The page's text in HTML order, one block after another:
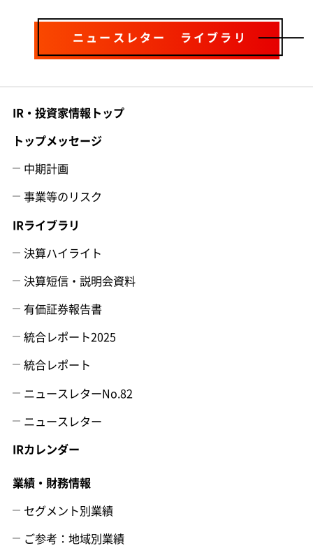
ニュースレター ライブラリ
IR・投資家情報トップ
トップメッセージ
中期計画
事業等のリスク
IRライブラリ
決算ハイライト
決算短信・説明会資料
有価証券報告書
統合レポート2025
統合レポート
ニュースレターNo.82
ニュースレター
IRカレンダー
業績・財務情報
セグメント別業績
ご参考：地域別業績